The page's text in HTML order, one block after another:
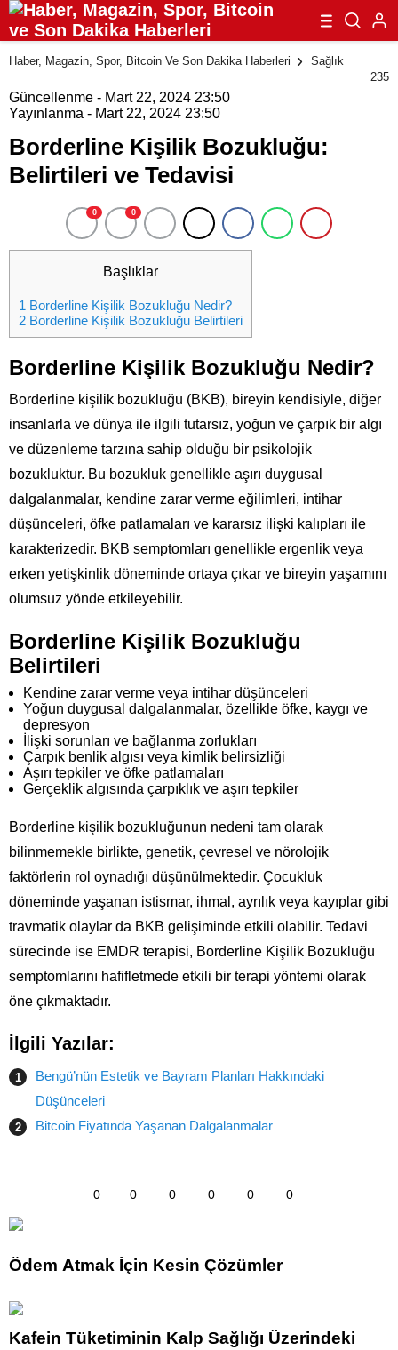
Haber, Magazin, Spor, Bitcoin Ve Son Dakika Haberleri
Sağlık
235
Güncellenme - Mart 22, 2024 23:50
Yayınlanma - Mart 22, 2024 23:50
Borderline Kişilik Bozukluğu:
Belirtileri ve Tedavisi
0 0
Başlıklar
1 Borderline Kişilik Bozukluğu Nedir?
2 Borderline Kişilik Bozukluğu Belirtileri
Borderline Kişilik Bozukluğu Nedir?
Borderline kişilik bozukluğu (BKB), bireyin kendisiyle, diğer
insanlarla ve dünya ile ilgili tutarsız, yoğun ve çarpık bir algı
ve düzenleme tarzına sahip olduğu bir psikolojik
bozukluktur. Bu bozukluk genellikle aşırı duygusal
dalgalanmalar, kendine zarar verme eğilimleri, intihar
düşünceleri, öfke patlamaları ve kararsız ilişki kalıpları ile
karakterizedir. BKB semptomları genellikle ergenlik veya
erken yetişkinlik döneminde ortaya çıkar ve bireyin yaşamını
olumsuz yönde etkileyebilir.
Borderline Kişilik Bozukluğu
Belirtileri
Kendine zarar verme veya intihar düşünceleri
Yoğun duygusal dalgalanmalar, özellikle öfke, kaygı ve
depresyon
İlişki sorunları ve bağlanma zorlukları
Çarpık benlik algısı veya kimlik belirsizliği
Aşırı tepkiler ve öfke patlamaları
Gerçeklik algısında çarpıklık ve aşırı tepkiler
Borderline kişilik bozukluğunun nedeni tam olarak
bilinmemekle birlikte, genetik, çevresel ve nörolojik
faktörlerin rol oynadığı düşünülmektedir. Çocukluk
döneminde yaşanan istismar, ihmal, ayrılık veya kayıplar gibi
travmatik olaylar da BKB gelişiminde etkili olabilir. Tedavi
sürecinde ise EMDR terapisi, Borderline Kişilik Bozukluğu
semptomlarını hafifletmede etkili bir terapi yöntemi olarak
öne çıkmaktadır.
İlgili Yazılar:
Bengü’nün Estetik ve Bayram Planları Hakkındaki
Düşünceleri
Bitcoin Fiyatında Yaşanan Dalgalanmalar
0 0 0 0 0 0
Ödem Atmak İçin Kesin Çözümler
Kafein Tüketiminin Kalp Sağlığı Üzerindeki